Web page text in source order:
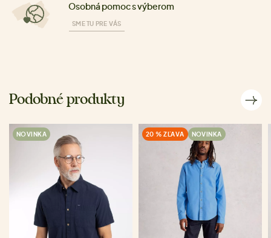
Osobná pomoc s výberom
SME TU PRE VÁS
Podobné produkty
NOVINKA 20 % ZĽAVA NOVINKA